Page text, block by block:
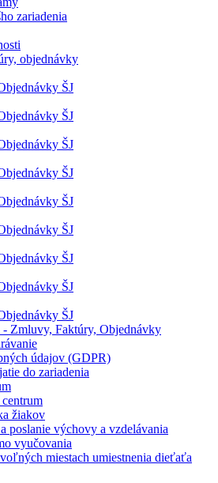
zariadenia
objednávky
ŠJ
ŠJ
ŠJ
ŠJ
ŠJ
ŠJ
ŠJ
ŠJ
ŠJ
Zmluvy, Faktúry, Objednávky
údajov (GDPR)
do zariadenia
žiakov
poslanie výchovy a vzdelávania
vyučovania
miestach umiestnenia dieťaťa